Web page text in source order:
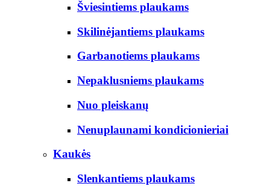
Šviesintiems plaukams
Skilinėjantiems plaukams
Garbanotiems plaukams
Nepaklusniems plaukams
Nuo pleiskanų
Nenuplaunami kondicionieriai
Kaukės
Slenkantiems plaukams